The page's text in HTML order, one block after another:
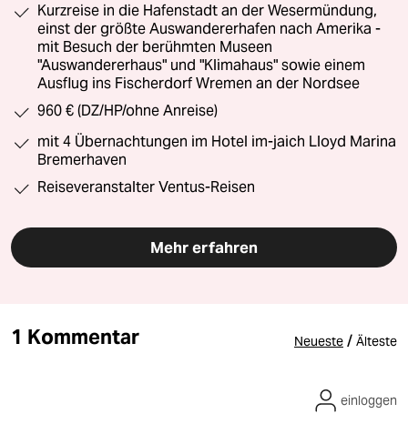
Kurzreise in die Hafenstadt an der Wesermündung,
einst der größte Auswandererhafen nach Amerika -
mit Besuch der berühmten Museen
"Auswandererhaus" und "Klimahaus" sowie einem
Ausflug ins Fischerdorf Wremen an der Nordsee
960 € (DZ/HP/ohne Anreise)
mit 4 Übernachtungen im Hotel im-jaich Lloyd Marina
Bremerhaven
Reiseveranstalter Ventus-Reisen
Mehr erfahren
1 Kommentar Neueste / Älteste
einloggen